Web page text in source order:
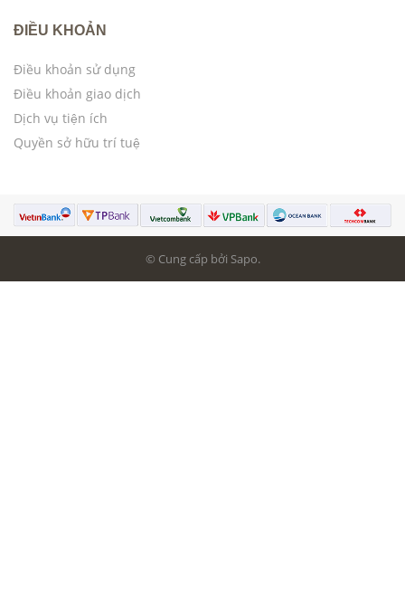
ĐIỀU KHOẢN
Điều khoản sử dụng
Điều khoản giao dịch
Dịch vụ tiện ích
Quyền sở hữu trí tuệ
© Cung cấp bởi Sapo.